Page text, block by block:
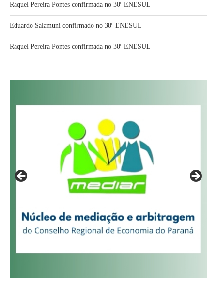
Raquel Pereira Pontes confirmada no 30º ENESUL
Eduardo Salamuni confirmado no 30º ENESUL
Raquel Pereira Pontes confirmada no 30º ENESUL